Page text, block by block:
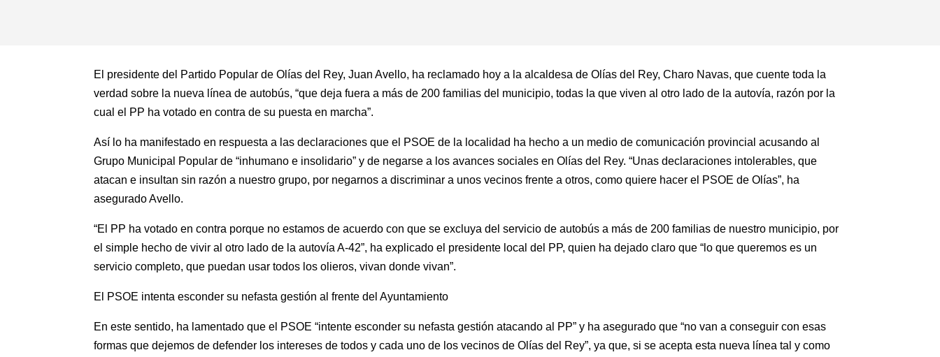
El presidente del Partido Popular de Olías del Rey, Juan Avello, ha reclamado hoy a la alcaldesa de Olías del Rey, Charo Navas, que cuente toda la
verdad sobre la nueva línea de autobús, “que deja fuera a más de 200 familias del municipio, todas la que viven al otro lado de la autovía, razón por la
cual el PP ha votado en contra de su puesta en marcha”.
Así lo ha manifestado en respuesta a las declaraciones que el PSOE de la localidad ha hecho a un medio de comunicación provincial acusando al
Grupo Municipal Popular de “inhumano e insolidario” y de negarse a los avances sociales en Olías del Rey. “Unas declaraciones intolerables, que
atacan e insultan sin razón a nuestro grupo, por negarnos a discriminar a unos vecinos frente a otros, como quiere hacer el PSOE de Olías”, ha
asegurado Avello.
“El PP ha votado en contra porque no estamos de acuerdo con que se excluya del servicio de autobús a más de 200 familias de nuestro municipio, por
el simple hecho de vivir al otro lado de la autovía A-42”, ha explicado el presidente local del PP, quien ha dejado claro que “lo que queremos es un
servicio completo, que puedan usar todos los olieros, vivan donde vivan”.
El PSOE intenta esconder su nefasta gestión al frente del Ayuntamiento
En este sentido, ha lamentado que el PSOE “intente esconder su nefasta gestión atacando al PP” y ha asegurado que “no van a conseguir con esas
formas que dejemos de defender los intereses de todos y cada uno de los vecinos de Olías del Rey”, ya que, si se acepta esta nueva línea tal y como